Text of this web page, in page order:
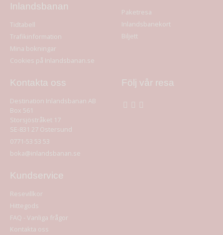
Inlandsbanan
Tidtabell
Trafikinformation
Mina bokningar
Cookies på Inlandsbanan.se
Paketresa
Inlandsbanekort
Biljett
Kontakta oss
Destination Inlandsbanan AB
Box 561
Storsjöstråket 17
SE-831 27 Östersund
0771-53 53 53
boka@inlandsbanan.se
Följ vår resa
Kundservice
Resevillkor
Hittegods
FAQ - Vanliga frågor
Kontakta oss